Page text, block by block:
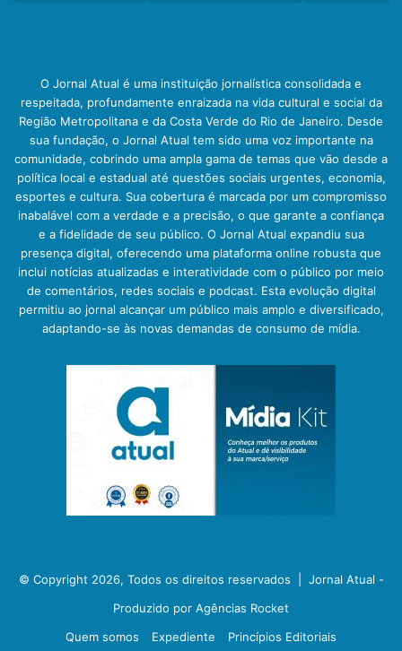
O Jornal Atual é uma instituição jornalística consolidada e
respeitada, profundamente enraizada na vida cultural e social da
Região Metropolitana e da Costa Verde do Rio de Janeiro. Desde
sua fundação, o Jornal Atual tem sido uma voz importante na
comunidade, cobrindo uma ampla gama de temas que vão desde a
política local e estadual até questões sociais urgentes, economia,
esportes e cultura. Sua cobertura é marcada por um compromisso
inabalável com a verdade e a precisão, o que garante a confiança
e a fidelidade de seu público. O Jornal Atual expandiu sua
presença digital, oferecendo uma plataforma online robusta que
inclui notícias atualizadas e interatividade com o público por meio
de comentários, redes sociais e podcast. Esta evolução digital
permitiu ao jornal alcançar um público mais amplo e diversificado,
adaptando-se às novas demandas de consumo de mídia.
© Copyright 2026, Todos os direitos reservados | Jornal Atual -
Produzido por Agências Rocket
Quem somos
Expediente Princípios Editoriais